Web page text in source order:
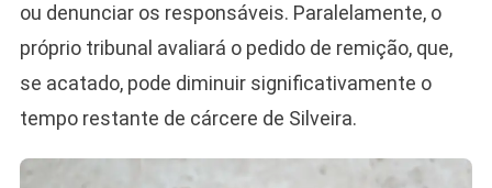
ou denunciar os responsáveis. Paralelamente, o
próprio tribunal avaliará o pedido de remição, que,
se acatado, pode diminuir significativamente o
tempo restante de cárcere de Silveira.